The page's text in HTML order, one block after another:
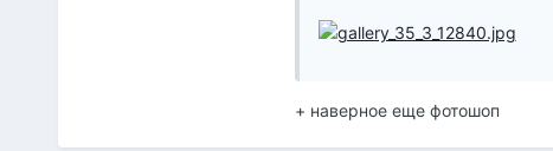
+ наверное еще фотошоп